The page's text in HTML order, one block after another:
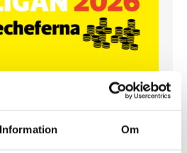
Information Om
mediecheferna
mediechefer